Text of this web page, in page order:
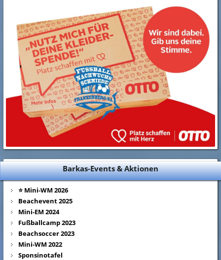
Barkas-Events & Aktionen
⭐ Mini-WM 2026
Beachevent 2025
Mini-EM 2024
Fußballcamp 2023
Beachsoccer 2023
Mini-WM 2022
Sponsinotafel